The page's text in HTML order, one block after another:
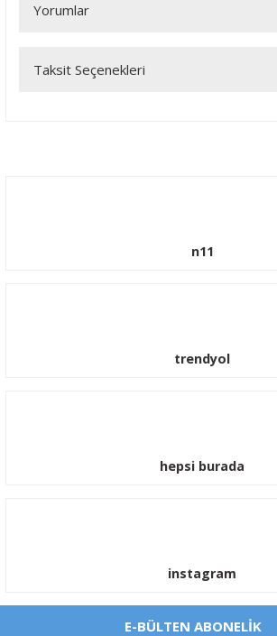
Yorumlar
Bu ürüne ilk yorumu siz yapın!
Taksit Seçenekleri
n11
trendyol
hepsi burada
instagram
E-BÜLTEN ABONELİK